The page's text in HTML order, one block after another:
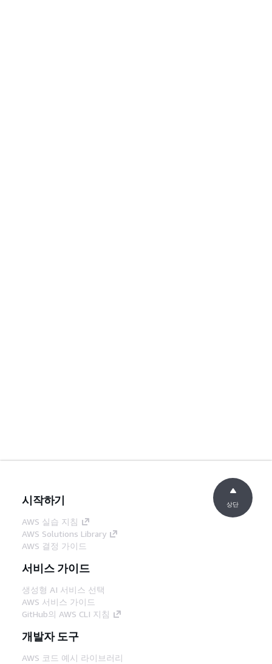
시작하기
AWS 실습 지침
AWS Solutions Library
AWS 결정 가이드
서비스 가이드
생성형 AI 서비스 선택
AWS 서비스 가이드
GitHub의 AWS CLI 지침
개발자 도구
AWS 코드 예시 라이브러리
상단